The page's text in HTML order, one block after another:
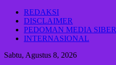
Lompat
konten
REDAKSI
DISCLAIMER
PEDOMAN MEDIA SIBER
INTERNASIONAL
Sabtu, Agustus 8, 2026